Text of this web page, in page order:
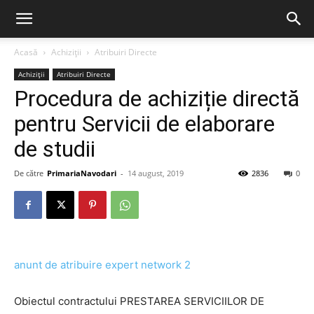
Acasă Achiziții Atribuiri Directe
Achiziții Atribuiri Directe
Procedura de achiziție directă
pentru Servicii de elaborare
de studii
De către PrimariaNavodari - 14 august, 2019 0
2836
anunt de atribuire expert network 2
Obiectul contractului PRESTAREA SERVICIILOR DE